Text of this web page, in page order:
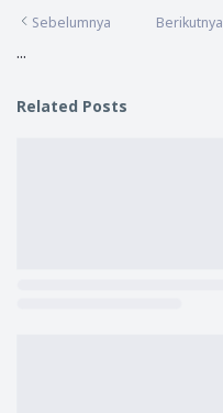
Sebelumnya
...
Berikutnya
Related Posts